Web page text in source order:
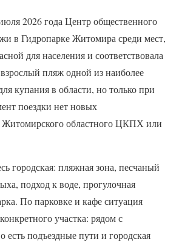
2026 года Центр общественного
в Гидропарке Житомира среди мест,
для населения и соответствовала
пляж одной из наиболее
купания в области, но только при
поездки нет новых
Житомирского областного ЦКПХ или
городская: пляжная зона, песчаный
подход к воде, прогулочная
По парковке и кафе ситуация
участка: рядом с
есть подъездные пути и городская